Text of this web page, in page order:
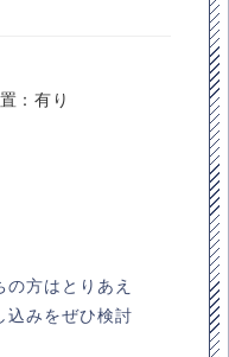
：有り
方はとりあえ
込みをぜひ検討